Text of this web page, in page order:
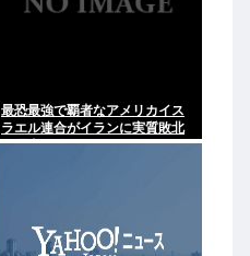
最恐最強で覇者なアメリカイス
ラエル連合がイランに実質敗北
な理由、分からない